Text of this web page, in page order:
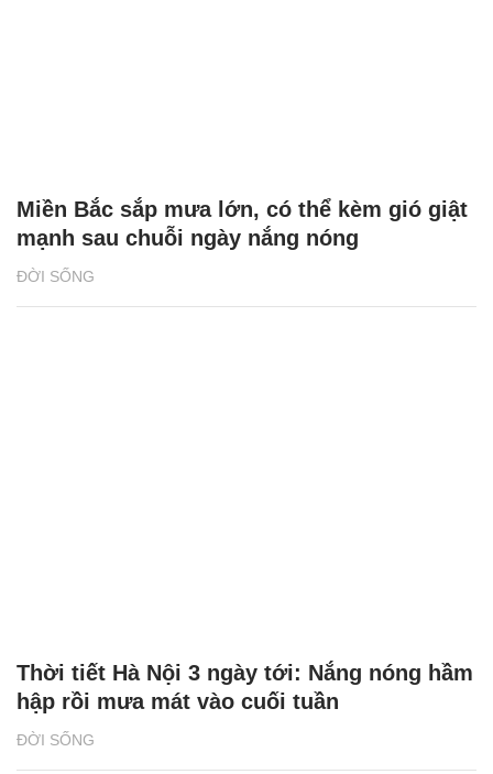
ĐỜI SỐNG
Miền Bắc sắp mưa lớn, có thể kèm gió giật
mạnh sau chuỗi ngày nắng nóng
ĐỜI SỐNG
Thời tiết Hà Nội 3 ngày tới: Nắng nóng hầm
hập rồi mưa mát vào cuối tuần